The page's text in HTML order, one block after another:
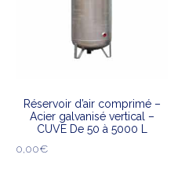
Réservoir d’air comprimé –
Acier galvanisé vertical –
CUVE De 50 à 5000 L
0,00€